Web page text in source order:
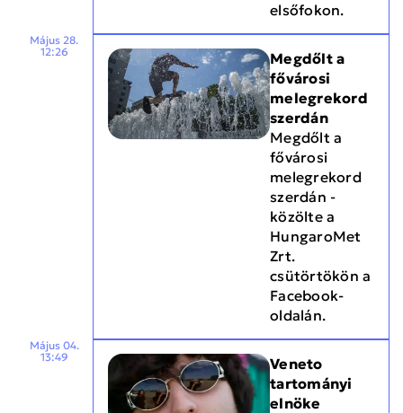
elsőfokon.
Május 28.
12:26
Megdőlt a
fővárosi
melegrekord
szerdán
Megdőlt a
fővárosi
melegrekord
szerdán -
közölte a
HungaroMet
Zrt.
csütörtökön a
Facebook-
oldalán.
Május 04.
13:49
Veneto
tartományi
elnöke